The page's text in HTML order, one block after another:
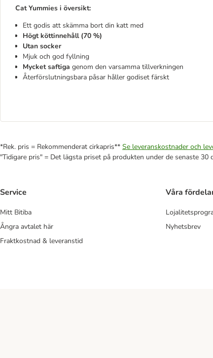
Cat Yummies i översikt:
Ett godis att skämma bort din katt med
Högt köttinnehåll (70 %)
Utan socker
Mjuk och god fyllning
Mycket saftiga genom den varsamma tillverkningen
Återförslutningsbara påsar håller godiset färskt
*Rek. pris = Rekommenderat cirkapris** Se leveranskostnader och
"Tidigare pris" = Det lägsta priset på produkten under de senaste 30
Service
Mitt Bitiba
Ångra avtalet här
Fraktkostnad & leveranstid
Våra
Nyhetsbrev